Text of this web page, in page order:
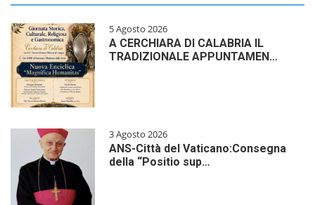
5 Agosto 2026
A CERCHIARA DI CALABRIA IL
TRADIZIONALE APPUNTAMEN…
3 Agosto 2026
ANS-Città del Vaticano:Consegna
della “Positio sup…